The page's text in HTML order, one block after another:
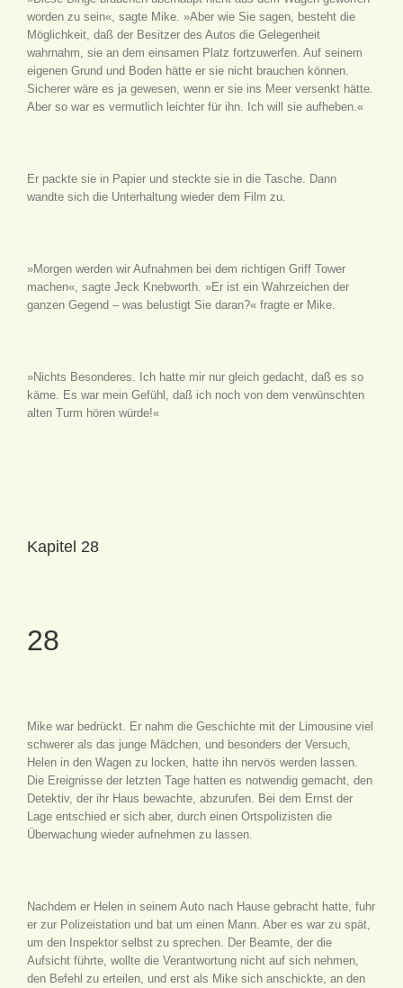
worden zu sein«, sagte Mike. »Aber wie Sie sagen, besteht die
Möglichkeit, daß der Besitzer des Autos die Gelegenheit
wahrnahm, sie an dem einsamen Platz fortzuwerfen. Auf seinem
eigenen Grund und Boden hätte er sie nicht brauchen können.
Sicherer wäre es ja gewesen, wenn er sie ins Meer versenkt hätte.
Aber so war es vermutlich leichter für ihn. Ich will sie aufheben.«
Er packte sie in Papier und steckte sie in die Tasche. Dann
wandte sich die Unterhaltung wieder dem Film zu.
»Morgen werden wir Aufnahmen bei dem richtigen Griff Tower
machen«, sagte Jeck Knebworth. »Er ist ein Wahrzeichen der
ganzen Gegend – was belustigt Sie daran?« fragte er Mike.
»Nichts Besonderes. Ich hatte mir nur gleich gedacht, daß es so
käme. Es war mein Gefühl, daß ich noch von dem verwünschten
alten Turm hören würde!«
Kapitel 28
28
Mike war bedrückt. Er nahm die Geschichte mit der Limousine viel
schwerer als das junge Mädchen, und besonders der Versuch,
Helen in den Wagen zu locken, hatte ihn nervös werden lassen.
Die Ereignisse der letzten Tage hatten es notwendig gemacht, den
Detektiv, der ihr Haus bewachte, abzurufen. Bei dem Ernst der
Lage entschied er sich aber, durch einen Ortspolizisten die
Überwachung wieder aufnehmen zu lassen.
Nachdem er Helen in seinem Auto nach Hause gebracht hatte, fuhr
er zur Polizeistation und bat um einen Mann. Aber es war zu spät,
um den Inspektor selbst zu sprechen. Der Beamte, der die
Aufsicht führte, wollte die Verantwortung nicht auf sich nehmen,
den Befehl zu erteilen, und erst als Mike sich anschickte, an den